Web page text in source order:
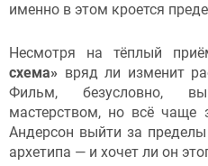
именно в этом кроется
Несмотря на тёплый
схема» вряд ли изменит
Фильм, безусловно,
мастерством, но всё чаще
Андерсон выйти за пределы
архетипа — и хочет ли он